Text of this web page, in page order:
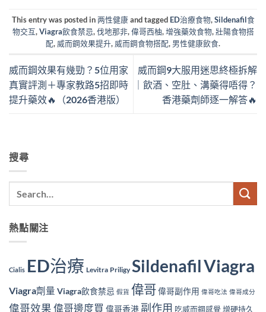
This entry was posted in两性健康and tagged ED治療食物,Sildenafil食
物交互,Viagra飲食禁忌,伐地那非,偉哥西柚,增強藥效食物,壯陽食物搭
配, 威而鋼效果提升, 威而鋼食物搭配, 男性健康飲食.
威而鋼效果有幾勁？5位用家
真實評測＋專家教路5招即時
提升藥效🔥（2026香港版）
威而鋼9大服用迷思終極拆解
｜飲酒、空肚、溝藥得唔得？
香港藥劑師逐一解答🔥
搜尋
熱點關注
Cialis ED治療 Levitra Priligy SildenafilViagra
Viagra劑量 Viagra飲食禁忌 假貨 偉哥偉哥副作用 偉哥吃法 偉哥成分
偉哥效果偉哥邊度買 偉哥香港 副作用 吃威而鋼感覺 增硬持久